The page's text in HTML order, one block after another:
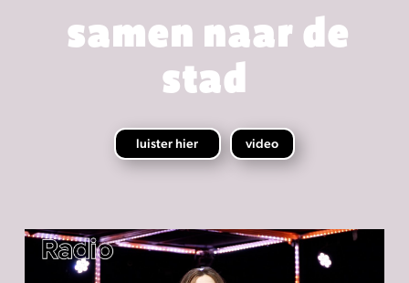
samen naar de
stad
luister hier video